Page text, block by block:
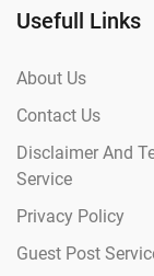
Usefull Links
About Us
Contact Us
Disclaimer And
Service
Privacy Policy
Guest Post